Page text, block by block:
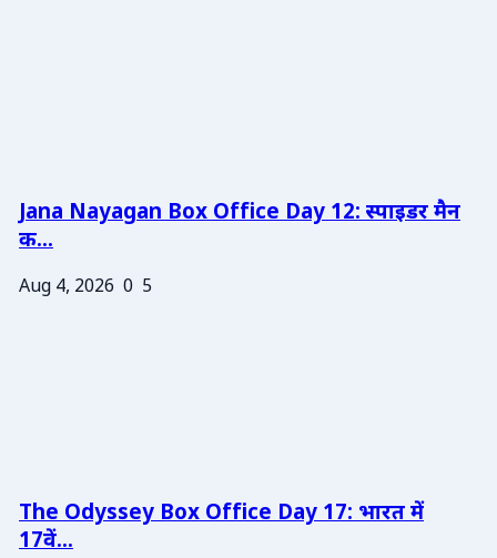
Jana Nayagan Box Office Day 12: स्पाइडर मैन
क...
Aug 4, 2026 0 5
The Odyssey Box Office Day 17: भारत में
17वें...